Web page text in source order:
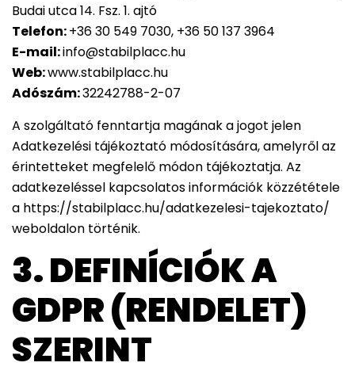
Budai utca 14. Fsz. 1. ajtó
Telefon:+36 30 549 7030, +36 50 137 3964
E-mail:info@stabilplacc.hu
Web:www.stabilplacc.hu
Adószám:32242788-2-07
A szolgáltató fenntartja magának a jogot jelen
Adatkezelési tájékoztató módosítására, amelyről az
érintetteket megfelelő módon tájékoztatja. Az
adatkezeléssel kapcsolatos információk közzététele
a https://stabilplacc.hu/adatkezelesi-tajekoztato/
weboldalon történik.
3. DEFINÍCIÓK A
GDPR (RENDELET)
SZERINT